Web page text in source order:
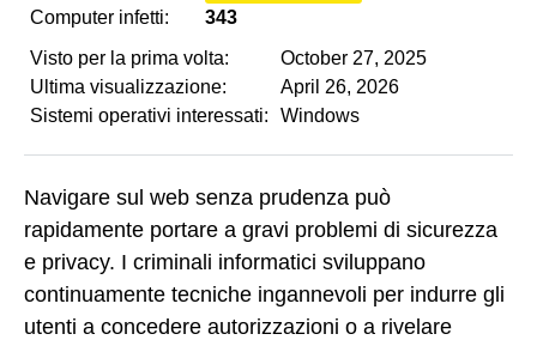
Computer infetti:
343
Visto per la prima volta:
October 27, 2025
Ultima visualizzazione:
April 26, 2026
Sistemi operativi interessati:
Windows
Navigare sul web senza prudenza può
rapidamente portare a gravi problemi di sicurezza
e privacy. I criminali informatici sviluppano
continuamente tecniche ingannevoli per indurre gli
utenti a concedere autorizzazioni o a rivelare